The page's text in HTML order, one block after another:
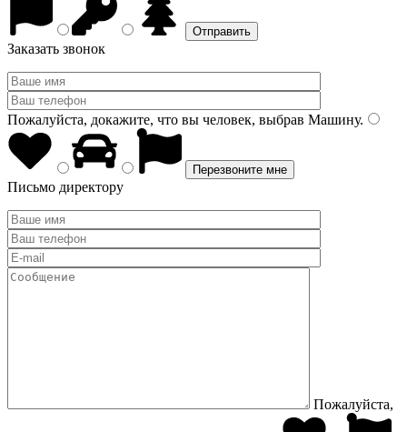
Заказать звонок
Пожалуйста, докажите, что вы человек, выбрав Машину.
Письмо директору
Пожалуйста,